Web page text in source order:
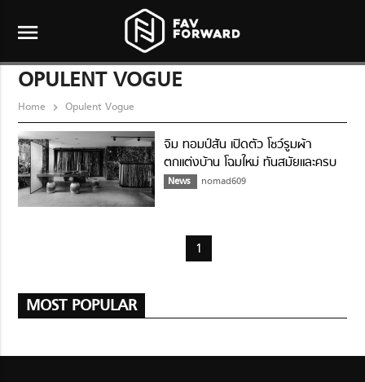
menu
OPULENT VOGUE
Home Opulent Vogue
จิม ทอมป์สัน เปิดตัว โชว์รูมผ้า
ตกแต่งบ้าน โฉมใหม่ ทันสมัยและครบ
วงจร
News nomad609
1
MOST POPULAR